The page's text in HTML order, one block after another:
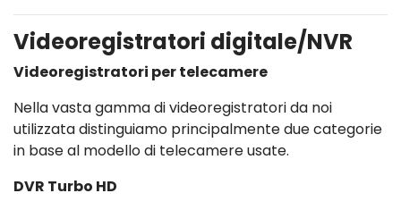
Videoregistratori digitale/NVR
Videoregistratori per telecamere
Nella vasta gamma di videoregistratori da noi
utilizzata distinguiamo principalmente due categorie
in base al modello di telecamere usate.
DVR Turbo HD